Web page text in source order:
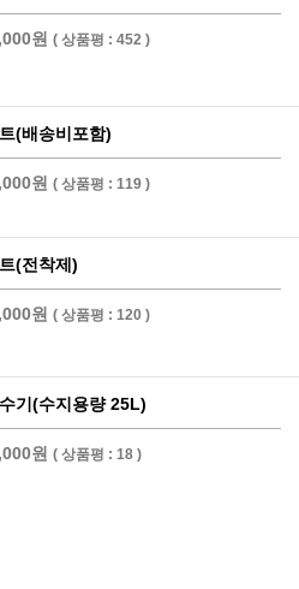
원 ( 상품평 : 452 )
(배송비포함)
원 ( 상품평 : 119 )
(전착제)
원 ( 상품평 : 120 )
기(수지용량 25L)
원 ( 상품평 : 18 )